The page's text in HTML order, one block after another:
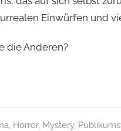
Einwürfen und
die Anderen?
, Horror, Mystery,